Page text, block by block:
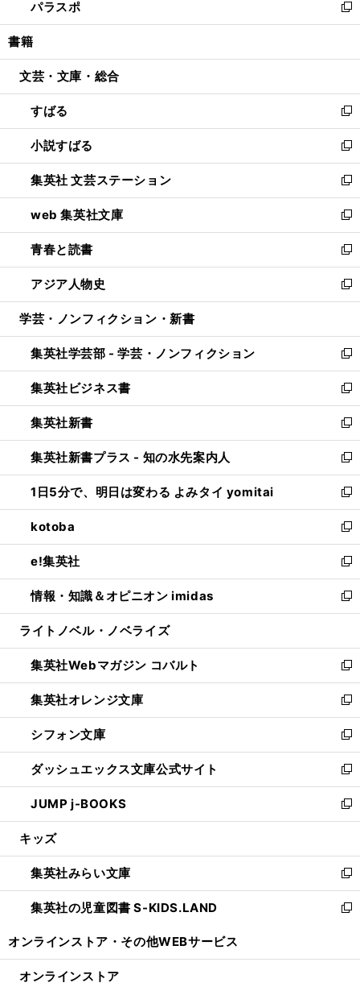
で
開
ド
ウ
開
ィ
ン
ウ
開
く
い
ウ
ン
ウ
で
開
く
パラスポ
新
し
ウ
ン
ド
ウ
で
開
く
書籍
文芸・文庫・総合
すばる
新
し
い
ウ
ィ
ン
ド
ウ
で
開
く
小説すばる
新
し
い
ウ
ィ
ン
ド
ウ
で
開
集英社 文芸ステーション
新
し
い
ウ
ィ
ン
ド
ウ
開
く
web 集英社文庫
新
し
い
ウ
ィ
ン
ウ
で
開
く
青春と読書
新
し
い
ウ
ン
ド
ウ
で
開
く
アジア人物史
新
し
ウ
ィ
ン
ド
ウ
で
開
く
学芸・ノンフィクション・新書
集英社学芸部 - 学芸・ノンフィクション
新
し
い
ウ
ィ
ン
ド
ウ
で
開
く
集英社ビジネス書
新
し
い
ウ
ィ
ン
ド
ウ
で
開
く
集英社新書
新
し
い
ウ
ィ
ン
ド
ウ
で
開
く
集英社新書プラス - 知の水先案内人
新
し
い
ウ
ィ
ン
ド
ウ
で
開
1日5分で、明日は変わる よみタイ yomitai
新
し
い
ウ
ィ
ン
ド
ウ
開
く
kotoba
新
し
い
ウ
ィ
ン
ウ
で
開
く
e!集英社
新
し
い
ウ
ン
ド
ウ
で
開
く
情報・知識＆オピニオン imidas
新
し
ウ
ィ
ン
ド
ウ
で
開
く
ライトノベル・ノベライズ
集英社Webマガジン コバルト
新
し
い
ウ
ィ
ン
ド
ウ
で
開
集英社オレンジ文庫
新
し
い
ウ
ィ
ン
ド
ウ
開
く
シフォン文庫
新
し
い
ウ
ィ
ン
ウ
で
開
く
ダッシュエックス文庫公式サイト
新
し
い
ウ
ン
ド
ウ
で
JUMP j-BOOKS
新
し
ウ
ィ
ン
ド
開
キッズ
集英社みらい文庫
新
し
い
ン
集英社の児童図書 S-KIDS.LAND
新
ウ
オンラインストア・ その他WEBサービス
オンラインストア